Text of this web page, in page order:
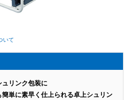
いて
リンク包装に
単に素早く仕上られる卓上シュリン